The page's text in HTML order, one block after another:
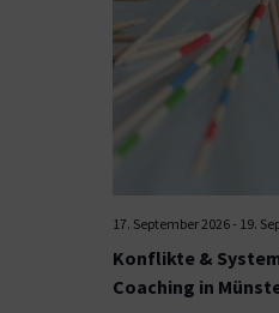
17. September 2026- 19.
Konflikte &
Coaching in